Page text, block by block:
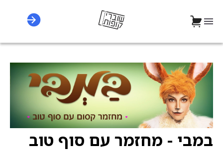
במבי - מחזמר עם סוף טוב